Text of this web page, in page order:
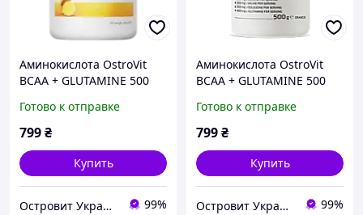
Аминокислота OstroVit
BCAA + GLUTAMINE 500
Готово к отправке
799₴
Купить
Островит Украина 99%
Аминокислота OstroVit
BCAA + GLUTAMINE 500
Готово к отправке
799₴
Купить
Островит Украина 99%